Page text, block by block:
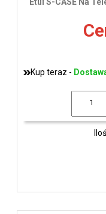
Kup teraz -